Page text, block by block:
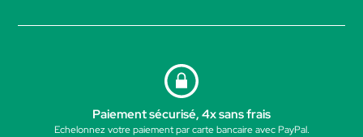
Paiement sécurisé, 4x sans frais
Echelonnez votre paiement par carte bancaire avec PayPal.